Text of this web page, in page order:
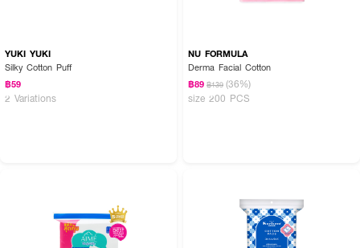
YUKI YUKI
Silky Cotton Puff
฿59
2 Variations
NU FORMULA
Derma Facial Cotton
฿89 ฿139 (36%)
size 200 PCS